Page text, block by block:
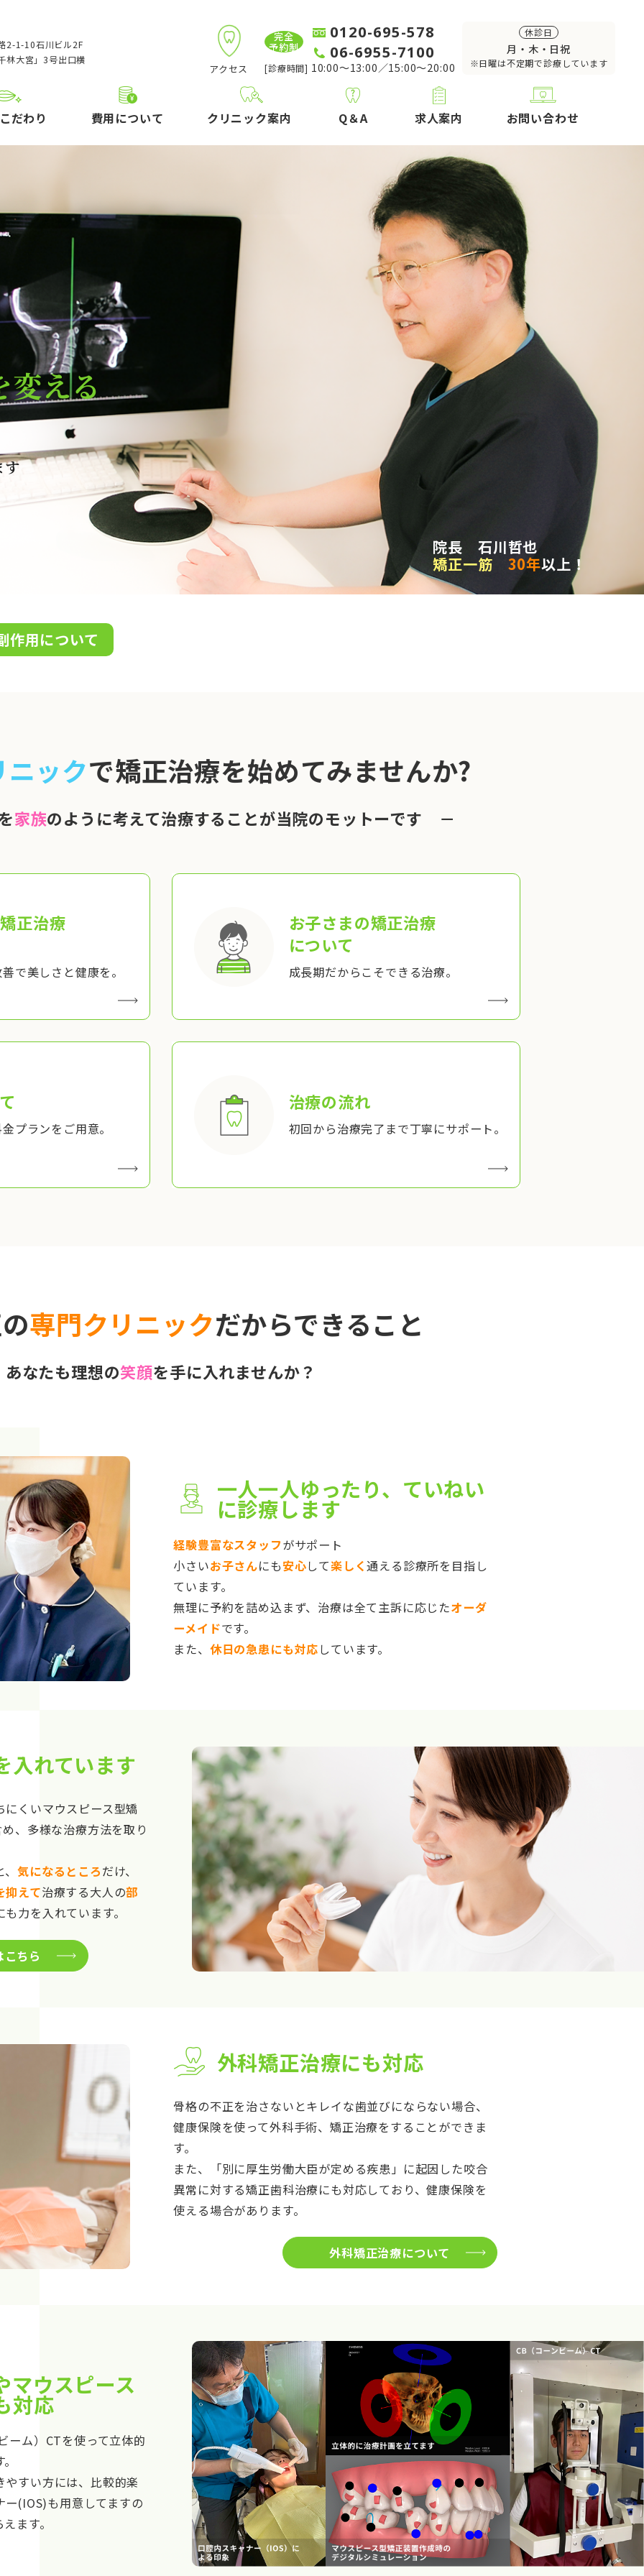
2-1-10石川ビル2F
林大宮」3号出口横
アクセス
完全
予約制
0120-695-578
06-6955-7100
[診療時間] 10:00～13:00／15:00～20:00
休診日
月・木・日祝
※日曜は不定期で診療しています
だわり 費用について クリニック案内 Q＆A 求人案内 お問い合わせ
変える
す
院長 石川哲也
矯正一筋
30年以上！
作用について
ックで矯正治療を始めてみませんか?
家族のように考えて治療することが当院のモットーです －
正治療
で美しさと健康を。
お子さまの矯正治療
について
成長期だからこそできる治療。
プランをご用意。
治療の流れ
初回から治療完了まで丁寧にサポート。
専門クリニックだからできること
あなたも理想の笑顔を手に入れませんか？
一人一人ゆったり、ていねい
に診療します
経験豊富なスタッフがサポート
小さいお子さんにも安心して楽しく通える診療所を目指し
ています。
無理に予約を詰め込まず、治療は全て主訴に応じたオーダ
ーメイドです。
また、 休日の急患にも対応 しています。
入れています
くいマウスピース型矯
、多様な治療方法を取り
、気になるところだけ、
抑えて治療する大人の部
も力を入れています。
ちら
外科矯正治療にも対応
骨格の不正を治さないとキレイな歯並びにならない場合、
健康保険を使って外科手術、矯正治療をすることができま
す。
また、「別に厚生労働大臣が定める疾患」に起因した咬合
異常に対する矯正歯科治療にも対応しており、健康保険を
使える場合があります。
外科矯正治療について
マウスピース
対応
ーム）CTを使って立体的
すい方には、比較的楽
(IOS)も用意してますの
ます。